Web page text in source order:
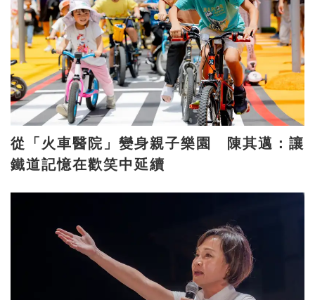
從「火車醫院」變身親子樂園 陳其邁：讓
鐵道記憶在歡笑中延續